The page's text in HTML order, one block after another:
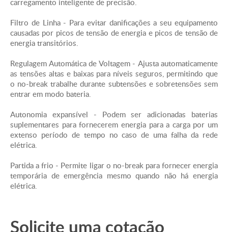
Autonomia -
Ver Quadro de
autonomia
Comunicação & Gerenciamento
Painel de controle - Display de LED com barra
gráfica para carga e bateria e indicadores de On line
: Troca de bateria : e Sobre Carga
Alarme sonoro - Soar alarme quando na bateria :
Alarme distinto de pouca bateria : tom de alarme
continuamente sobre carregado
Proteção contra surtos e filtragem
carregamento inteligente de precisão.
Filtro de Linha - Para evitar danificações a seu equipamento
causadas por picos de tensão de energia e picos de tensão de
energia transitórios.
Regulagem Automática de Voltagem - Ajusta automaticamente
as tensões altas e baixas para níveis seguros, permitindo que
o no-break trabalhe durante subtensões e sobretensões sem
entrar em modo bateria.
Autonomia expansível - Podem ser adicionadas baterias
suplementares para fornecerem energia para a carga por um
extenso período de tempo no caso de uma falha da rede
elétrica.
Partida a frio - Permite ligar o no-break para fornecer energia
temporária de emergência mesmo quando não há energia
elétrica.
Solicite uma cotação